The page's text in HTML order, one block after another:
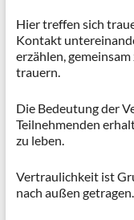
Hier treffen sich
Kontakt
erzählen,
trauern.
Die Bedeutung der
Teilnehmenden
zu leben.
Vertraulichkeit ist
nach außen getragen.